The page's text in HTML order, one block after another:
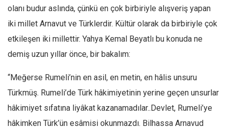
olanı budur aslında, çünkü en çok birbiriyle alışveriş yapan
iki millet Arnavut ve Türklerdir. Kültür olarak da birbiriyle çok
etkileşen iki millettir. Yahya Kemal Beyatlı bu konuda ne
demiş uzun yıllar önce, bir bakalım:
“Meğerse Rumeli’nin en asil, en metin, en hâlis unsuru
Türkmüş. Rumeli’de Türk hâkimiyetinin yerine geçen unsurlar
hâkimiyet sıfatına liyâkat kazanamadılar..Devlet, Rumeli’ye
hâkimken Türk’ün esâmisi okunmazdı. Bilhassa Arnavud